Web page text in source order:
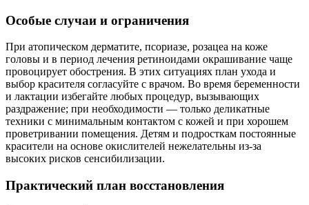
Особые случаи и ограничения
При атопическом дерматите, псориазе, розацеа на коже
головы и в период лечения ретиноидами окрашивание чаще
провоцирует обострения. В этих ситуациях план ухода и
выбор красителя согласуйте с врачом. Во время беременности
и лактации избегайте любых процедур, вызывающих
раздражение; при необходимости — только деликатные
техники с минимальным контактом с кожей и при хорошем
проветривании помещения. Детям и подросткам постоянные
красители на основе окислителей нежелательны из‑за
высоких рисков сенсибилизации.
Практический план восстановления